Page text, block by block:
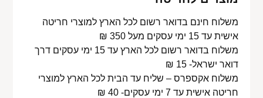
משלוח חינם בדואר רשום לכל הארץ למוצרי חריטה
אישית עד 15 ימי עסקים מעל 350 ₪
משלוח בדואר רשום לכל הארץ עד 15 ימי עסקים דרך
דואר ישראל- 15 ₪
משלוח אקספרס – שליח עד הבית לכל הארץ למוצרי
חריטה אישית עד 7 ימי עסקים- 40 ₪